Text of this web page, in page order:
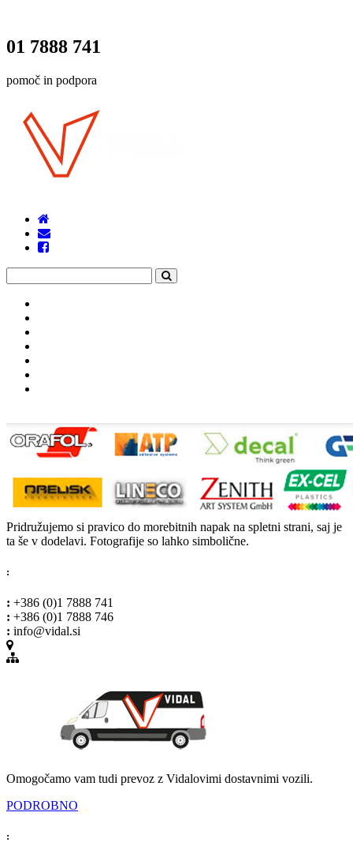
01 7888 741
pomoč in podpora
Pridružujemo si pravico do morebitnih napak na spletni strani, saj je
ta še v dodelavi. Fotografije so lahko simbolične.
:
: +386 (0)1 7888 741
: +386 (0)1 7888 746
: info@vidal.si
Omogočamo vam tudi prevoz z Vidalovimi dostavnimi vozili.
PODROBNO
: